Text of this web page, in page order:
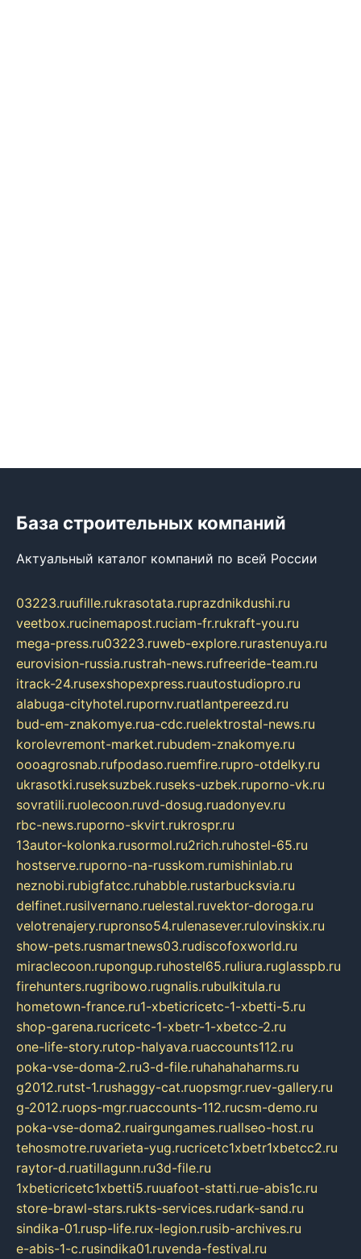
База строительных компаний
Актуальный каталог компаний по всей России
03223.ruufille.rukrasotata.ruprazdnikdushi.ru
veetbox.rucinemapost.ruciam-fr.rukraft-you.ru
mega-press.ru03223.ruweb-explore.rurastenuya.ru
eurovision-russia.rustrah-news.rufreeride-team.ru
itrack-24.rusexshopexpress.ruautostudiopro.ru
alabuga-cityhotel.rupornv.ruatlantpereezd.ru
bud-em-znakomye.rua-cdc.ruelektrostal-news.ru
korolevremont-market.rubudem-znakomye.ru
oooagrosnab.rufpodaso.ruemfire.rupro-otdelky.ru
ukrasotki.ruseksuzbek.ruseks-uzbek.ruporno-vk.ru
sovratili.ruolecoon.ruvd-dosug.ruadonyev.ru
rbc-news.ruporno-skvirt.rukrospr.ru
13autor-kolonka.rusormol.ru2rich.ruhostel-65.ru
hostserve.ruporno-na-russkom.rumishinlab.ru
neznobi.rubigfatcc.ruhabble.rustarbucksvia.ru
delfinet.rusilvernano.ruelestal.ruvektor-doroga.ru
velotrenajery.rupronso54.rulenasever.rulovinskix.ru
show-pets.rusmartnews03.rudiscofoxworld.ru
miraclecoon.rupongup.ruhostel65.ruliura.ruglasspb.ru
firehunters.rugribowo.rugnalis.rubulkitula.ru
hometown-france.ru1-xbeticricetc-1-xbetti-5.ru
shop-garena.rucricetc-1-xbetr-1-xbetcc-2.ru
one-life-story.rutop-halyava.ruaccounts112.ru
poka-vse-doma-2.ru3-d-file.ruhahahaharms.ru
g2012.rutst-1.rushaggy-cat.ruopsmgr.ruev-gallery.ru
g-2012.ruops-mgr.ruaccounts-112.rucsm-demo.ru
poka-vse-doma2.ruairgungames.ruallseo-host.ru
tehosmotre.ruvarieta-yug.rucricetc1xbetr1xbetcc2.ru
raytor-d.ruatillagunn.ru3d-file.ru
1xbeticricetc1xbetti5.ruuafoot-statti.rue-abis1c.ru
store-brawl-stars.rukts-services.rudark-sand.ru
sindika-01.rusp-life.rux-legion.rusib-archives.ru
e-abis-1-c.rusindika01.ruvenda-festival.ru